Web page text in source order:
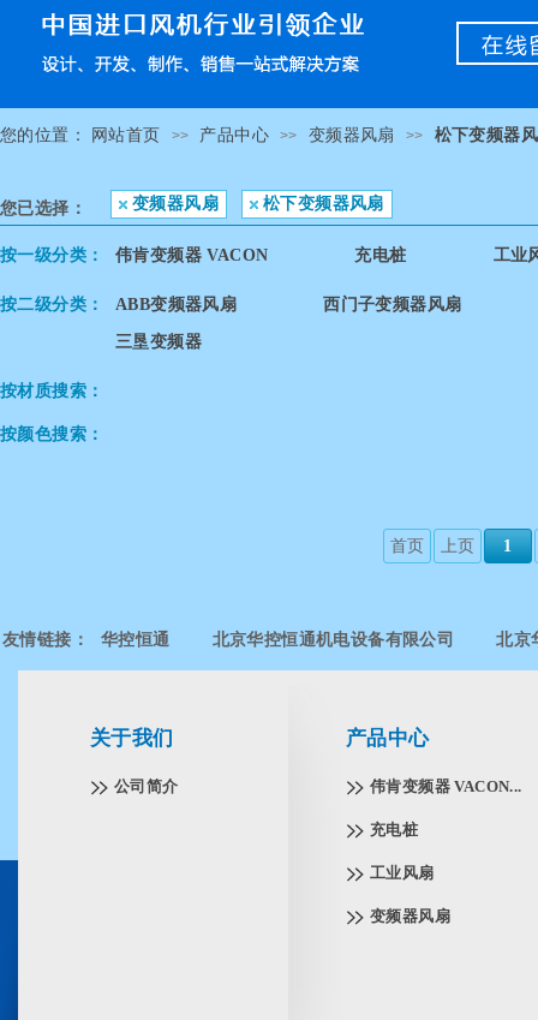
您的位置： 网站首页 >> 产品中心 >> 变频器风扇 >> 松下变频器
您已选择： 变频器风扇 松下变频器风扇
按一级分类： 伟肯变频器 VACON 充电桩 工业
按二级分类： ABB变频器风扇 西门子变频器风扇
三垦变频器
按材质搜索：
按颜色搜索：
首页 上页 1
友情链接： 华控恒通 北京华控恒通机电设备有限公司 北京
关于我们
公司简介
产品中心
伟肯变频器 VACON...
充电桩
工业风扇
变频器风扇